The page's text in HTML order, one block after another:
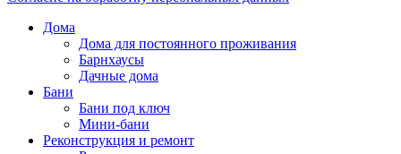
Дома
Дома для постоянного проживания
Барнхаусы
Дачные дома
Бани
Бани под ключ
Мини-бани
Реконструкция и ремонт